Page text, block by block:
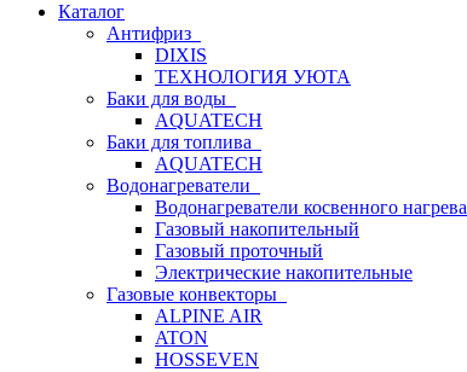
Каталог
Антифриз
DIXIS
ТЕХНОЛОГИЯ УЮТА
Баки для воды
AQUATECH
Баки для топлива
AQUATECH
Водонагреватели
Водонагреватели косвенного нагрева
Газовый накопительный
Газовый проточный
Электрические накопительные
Газовые конвекторы
ALPINE AIR
ATON
HOSSEVEN